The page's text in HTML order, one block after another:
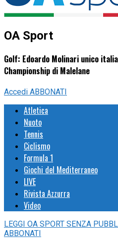
OA Sport
Golf: Edoardo Molinari unico
Championship di Malelane
Accedi ABBONATI
Atletica
Nuoto
Tennis
Ciclismo
Formula 1
Giochi del Mediterraneo
LIVE
Rivista Azzurra
Video
LEGGI OA SPORT SENZA
ABBONATI